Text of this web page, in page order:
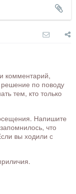
комментарий,
по поводу
тем, кто только
Напишите
что
вы ходили с